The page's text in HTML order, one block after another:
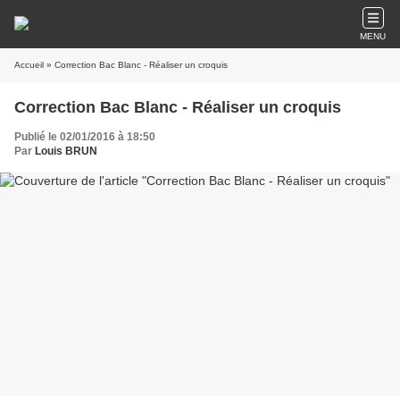
MENU
Accueil » Correction Bac Blanc - Réaliser un croquis
Correction Bac Blanc - Réaliser un croquis
Publié le 02/01/2016 à 18:50
Par Louis BRUN